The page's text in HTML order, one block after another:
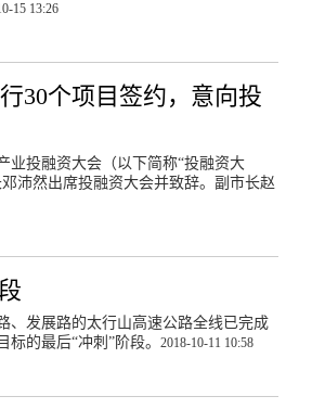
15 13:26
30个项目签约，意向投
业投融资大会（以下简称“投融资大
沛然出席投融资大会并致辞。副市长赵
、发展路的太行山高速公路全线已完成
的最后“冲刺”阶段。 2018-10-11 10:58